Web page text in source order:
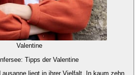
Valentine
Tipps der Valentine
liegt in ihrer Vielfalt. In kaum zehn